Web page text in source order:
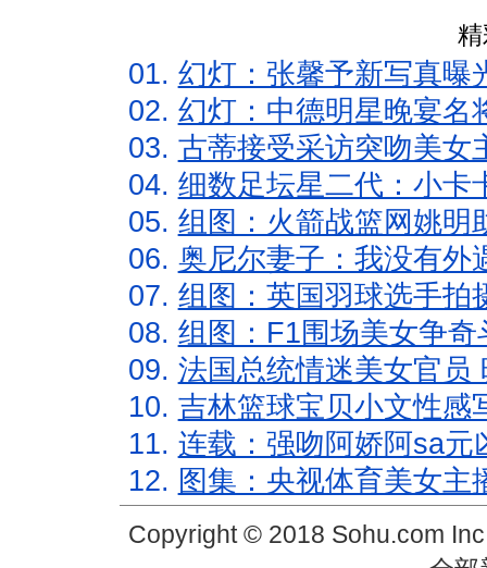
01. 幻灯：张馨予新写真曝
02. 幻灯：中德明星晚宴名
03. 古蒂接受采访突吻美女
04. 细数足坛星二代：小卡
05. 组图：火箭战篮网姚明
06. 奥尼尔妻子：我没有外
07. 组图：英国羽球选手拍
08. 组图：F1围场美女争
09. 法国总统情迷美女官员
10. 吉林篮球宝贝小文性感
11. 连载：强吻阿娇阿sa元
12. 图集：央视体育美女主
Copyright © 2018 Sohu.com